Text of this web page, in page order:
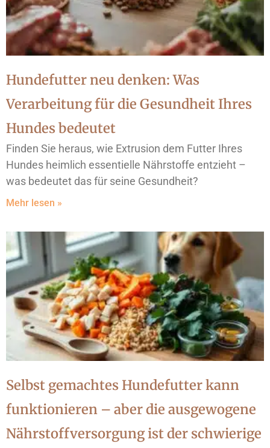
Hundefutter neu denken: Was
Verarbeitung für die Gesundheit Ihres
Hundes bedeutet
Finden Sie heraus, wie Extrusion dem Futter Ihres
Hundes heimlich essentielle Nährstoffe entzieht –
was bedeutet das für seine Gesundheit?
Mehr lesen »
Selbst gemachtes Hundefutter kann
funktionieren – aber die ausgewogene
Nährstoffversorgung ist der schwierige